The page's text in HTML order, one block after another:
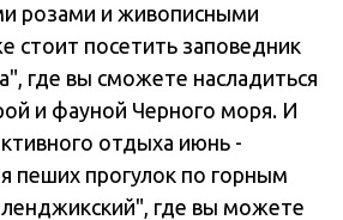
розами и живописными
стоит посетить заповедник
где вы сможете насладиться
и фауной Черного моря. И
отдыха июнь -
пеших прогулок по горным
где вы можете